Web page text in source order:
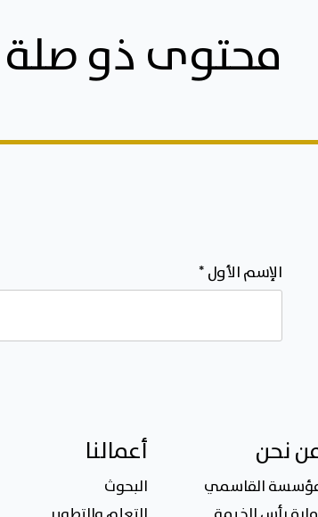
محتوى ذو صلة
الإسم الأول*
نحن
القاسمي
أعمالنا
البحوث